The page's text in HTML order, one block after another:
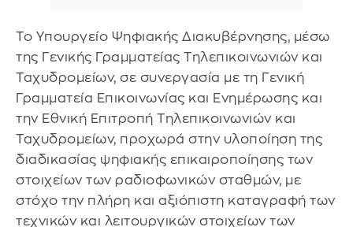
Το Υπουργείο Ψηφιακής Διακυβέρνησης, μέσω
της Γενικής Γραμματείας Τηλεπικοινωνιών και
Ταχυδρομείων, σε συνεργασία με τη Γενική
Γραμματεία Επικοινωνίας και Ενημέρωσης και
την Εθνική Επιτροπή Τηλεπικοινωνιών και
Ταχυδρομείων, προχωρά στην υλοποίηση της
διαδικασίας ψηφιακής επικαιροποίησης των
στοιχείων των ραδιοφωνικών σταθμών, με
στόχο την πλήρη και αξιόπιστη καταγραφή των
τεχνικών και λειτουργικών στοιχείων των